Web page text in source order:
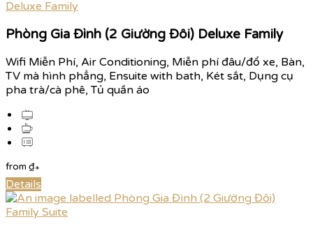
Phòng Gia Đình (2 Giường Đôi) Deluxe Family
Wifi Miễn Phí, Air Conditioning, Miễn phí đâu/đổ xe, Bàn,
TV mà hình phẳng, Ensuite with bath, Két sắt, Dụng cụ
pha trà/cà phê, Tủ quần áo
from ₫*
Details